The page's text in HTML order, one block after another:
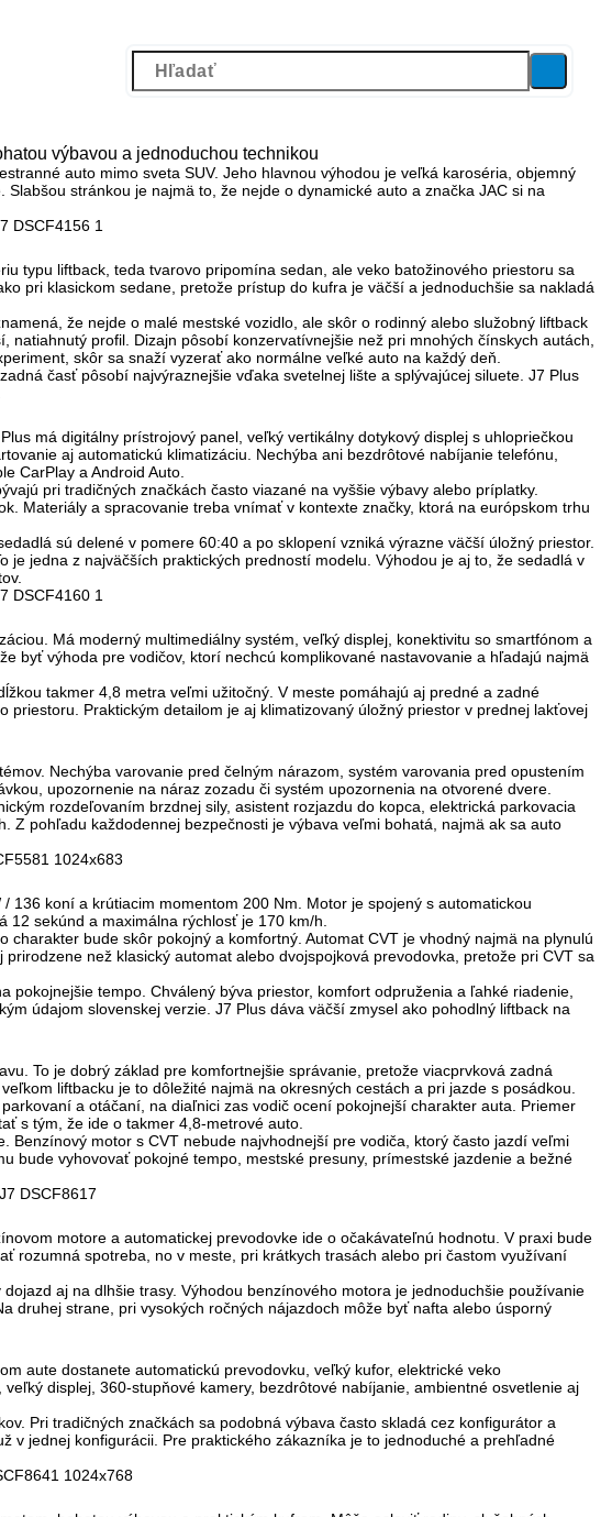
výbavou a jednoduchou technikou
auto mimo sveta SUV. Jeho hlavnou výhodou je veľká karoséria, objemný
. Slabšou stránkou je najmä to, že nejde o dynamické auto a značka JAC si na
typu liftback , teda tvarovo pripomína sedan, ale veko batožinového priestoru sa
pri klasickom sedane, pretože prístup do kufra je väčší a jednoduchšie sa nakladá
že nejde o malé mestské vozidlo, ale skôr o rodinný alebo služobný liftback
profil. Dizajn pôsobí konzervatívnejšie než pri mnohých čínskych autách,
skôr sa snaží vyzerať ako normálne veľké auto na každý deň.
časť pôsobí najvýraznejšie vďaka svetelnej lište a splývajúcej siluete. J7 Plus
má digitálny prístrojový panel, veľký vertikálny dotykový displej s uhlopriečkou
aj automatickú klimatizáciu. Nechýba ani bezdrôtové nabíjanie telefónu,
CarPlay a Android Auto.
pri tradičných značkách často viazané na vyššie výbavy alebo príplatky.
Materiály a spracovanie treba vnímať v kontexte značky, ktorá na európskom trhu
sú delené v pomere 60:40 a po sklopení vzniká výrazne väčší úložný priestor.
je jedna z najväčších praktických predností modelu. Výhodou je aj to, že sedadlá v
Má moderný multimediálny systém, veľký displej, konektivitu so smartfónom a
byť výhoda pre vodičov, ktorí nechcú komplikované nastavovanie a hľadajú najmä
takmer 4,8 metra veľmi užitočný. V meste pomáhajú aj predné a zadné
Praktickým detailom je aj klimatizovaný úložný priestor v prednej lakťovej
Nechýba varovanie pred čelným nárazom, systém varovania pred opustením
upozornenie na náraz zozadu či systém upozornenia na otvorené dvere.
rozdeľovaním brzdnej sily, asistent rozjazdu do kopca, elektrická parkovacia
Z pohľadu každodennej bezpečnosti je výbava veľmi bohatá , najmä ak sa auto
/ 136 koní a krútiacim momentom 200 Nm . Motor je spojený s automatickou
12 sekúnd a maximálna rýchlosť je 170 km/h
bude skôr pokojný a komfortný. Automat CVT je vhodný najmä na plynulú
než klasický automat alebo dvojspojková prevodovka, pretože pri CVT sa
tempo. Chválený býva priestor, komfort odpruženia a ľahké riadenie,
údajom slovenskej verzie. J7 Plus dáva väčší zmysel ako pohodlný liftback na
To je dobrý základ pre komfortnejšie správanie, pretože viacprvková zadná
liftbacku je to dôležité najmä na okresných cestách a pri jazde s posádkou.
a otáčaní, na diaľnici zas vodič ocení pokojnejší charakter auta. Priemer
s tým, že ide o takmer 4,8-metrové auto.
motor s CVT nebude najvhodnejší pre vodiča, ktorý často jazdí veľmi
bude vyhovovať pokojné tempo, mestské presuny, prímestské jazdenie a bežné
motore a automatickej prevodovke ide o očakávateľnú hodnotu. V praxi bude
rozumná spotreba, no v meste, pri krátkych trasách alebo pri častom využívaní
aj na dlhšie trasy. Výhodou benzínového motora je jednoduchšie používanie
druhej strane, pri vysokých ročných nájazdoch môže byť nafta alebo úsporný
aute dostanete automatickú prevodovku, veľký kufor, elektrické veko
displej, 360-stupňové kamery, bezdrôtové nabíjanie, ambientné osvetlenie aj
Pri tradičných značkách sa podobná výbava často skladá cez konfigurátor a
v jednej konfigurácii. Pre praktického zákazníka je to jednoduché a prehľadné